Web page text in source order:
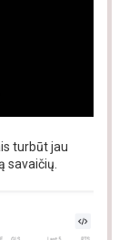
turbūt jau
savaičių.